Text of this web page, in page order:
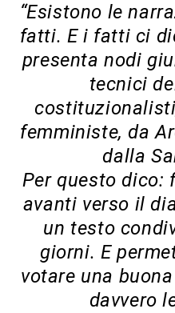
“Esistono le
fatti. E i fatti ci
presenta nodi
tecnici
femministe, da
dalla
Per questo dico:
avanti verso il
un testo
giorni. E
votare una
davvero